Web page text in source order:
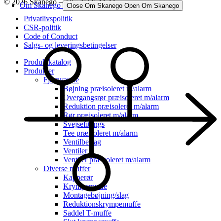
Om Skanego Close Om Skanego Open Om Skanego
Privatlivspolitik
CSR-politik
Code of Conduct
Salgs- og leveringsbetingelser
Produktkatalog
Produkter
Fjernvarme
Bøjning præisoleret m/alarm
Overgangsrør præisoleret m/alarm
Reduktion præisoleret m/alarm
Rør præisoleret m/alarm
Svejsefittings
Tee præisoleret m/alarm
Ventilbeslag
Ventiler
Ventiler præisoleret m/alarm
Diverse muffer
Kapperør
Krympemuffe
Montagebøjning/slag
Reduktionskrympemuffe
Saddel T-muffe